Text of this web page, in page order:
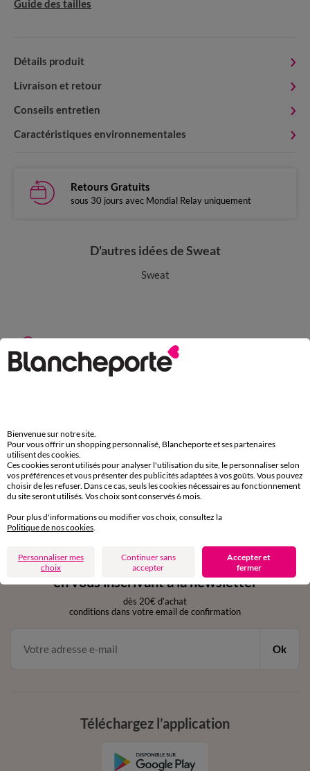
Guide des tailles
Détails produit
Livraison et retour
Conseils entretien
Caractéristiques environnementales
Retours Gratuits
sous 30 jours avec Mondial Relay uniquement
D'autres idées de Sweat
Sweat
Payez plus tard ou en plusieurs fois
Retours gratuits
sous 30 jours avec Mondial Relay uniquement
Service clients
par chat et par téléphone
11€ Offerts
en vous inscrivant à la newsletter
dès 20€ d’achat
conditions dans votre email de confirmation
Ok
Téléchargez l’application
Bienvenue sur notre site.
Pour vous offrir un shopping personnalisé, Blancheporte et ses partenaires
utilisent des cookies.
Ces cookies seront utilisés pour analyser l'utilisation du site, le personnaliser selon
vos préférences et vous présenter des publicités adaptées à vos goûts. Vous pouvez
choisir de les refuser. Dans ce cas, seuls les cookies nécessaires au fonctionnement
du site seront utilisés. Vos choix sont conservés 6 mois.
Pour plus d'informations ou modifier vos choix, consultez la
Politique de nos cookies.
Personnaliser mes
choix
Continuer sans
accepter
Accepter et
fermer